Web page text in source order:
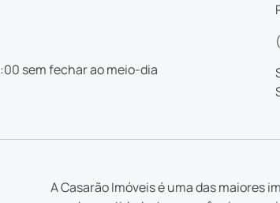
sem fechar ao meio-dia
A Casarão Imóveis é uma das maiores